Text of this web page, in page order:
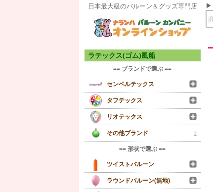
日本最大級のバルーン＆グッズ専門店
ラテックス(ゴム)風船
== ブランドで選ぶ ==
センペルテックス
タフテックス
リオテックス
その他ブランド
2
== 形状で選ぶ ==
ツイストバルーン
ラウンドバルーン(無地)